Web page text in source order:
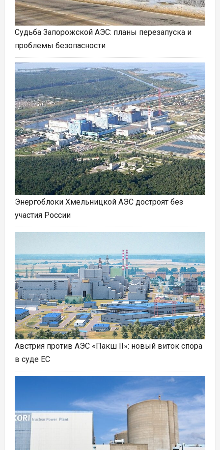
Судьба Запорожской АЭС: планы перезапуска и
проблемы безопасности
Энергоблоки Хмельницкой АЭС достроят без
участия России
Австрия против АЭС «Пакш II»: новый виток спора
в суде ЕС